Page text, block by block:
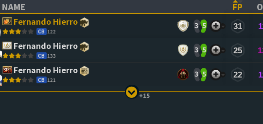
SORT ASCENDING)
NAME
(CLICK TO SORT ASCENDING)
FP
Fernando Hierro
CB 122
3 5 31
Fernando Hierro
CB 133
3 5 25
Fernando Hierro
CB 121
3 5 22
+15